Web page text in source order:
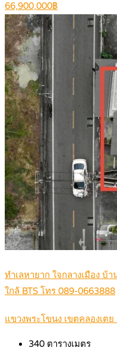
66,900,000฿
ทำเลหายาก ใจกลางเมือง บ้
ใกล้ BTS โทร 089-0663888
แขวงพระโขนง เขตคลองเต
340 ตารางเมตร